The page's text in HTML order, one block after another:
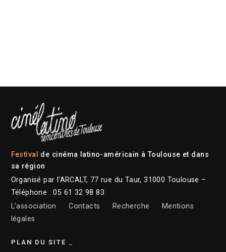
Festival de cinéma latino-américain à Toulouse et dans
sa région
Organisé par l’ARCALT, 77 rue du Taur, 31000 Toulouse –
Téléphone : 05 61 32 98 83
L’association
Contacts Recherche
Mentions
légales
PLAN DU SITE